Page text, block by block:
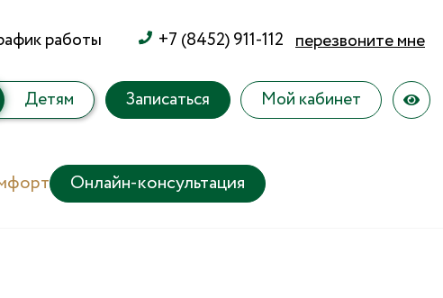
работы +7 (8452) 911-112 перезвоните мне
Детям Записаться Мой кабинет
Онлайн-консультация